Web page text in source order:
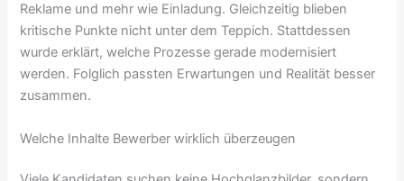
Reklame und mehr wie Einladung. Gleichzeitig blieben
kritische Punkte nicht unter dem Teppich. Stattdessen
wurde erklärt, welche Prozesse gerade modernisiert
werden. Folglich passten Erwartungen und Realität besser
zusammen.
Welche Inhalte Bewerber wirklich überzeugen